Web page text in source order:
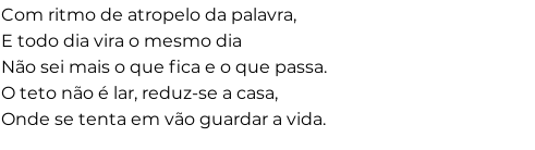
Com ritmo de atropelo da palavra,
E todo dia vira o mesmo dia
Não sei mais o que fica e o que passa.
O teto não é lar, reduz-se a casa,
Onde se tenta em vão guardar a vida.